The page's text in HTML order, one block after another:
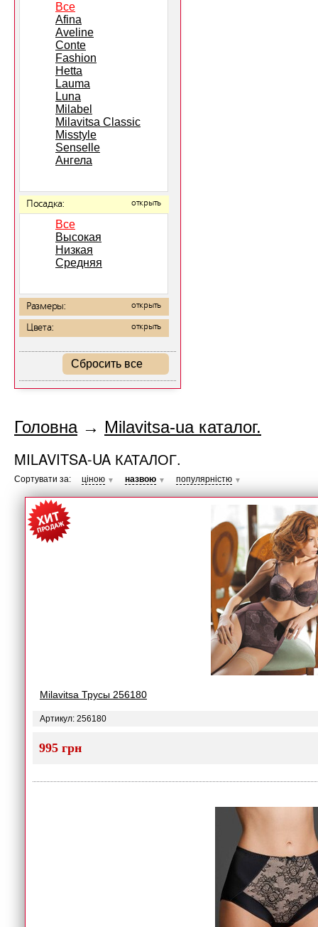
Все
Afina
Aveline
Conte
Fashion
Hetta
Lauma
Luna
Milabel
Milavitsa Classic
Misstyle
Senselle
Ангела
Посадка: открыть
Все
Высокая
Низкая
Средняя
Размеры: открыть
Цвета: открыть
Сбросить все
Головна→ Milavitsa-ua каталог.
MILAVITSA-UA КАТАЛОГ.
Сортувати за: ціною ▼ назвою ▼ популярністю ▼
Milavitsa Трусы 256180
Артикул: 256180
995 грн